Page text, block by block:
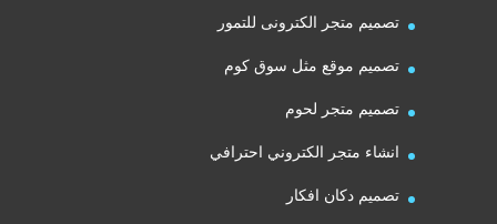
تصميم متجر الكترونى للتمور
تصميم موقع مثل سوق كوم
تصميم متجر لحوم
انشاء متجر الكتروني احترافي
تصميم دكان افكار